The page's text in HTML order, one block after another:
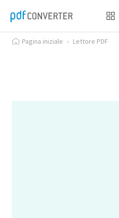
Pagina iniziale › Lettore PDF